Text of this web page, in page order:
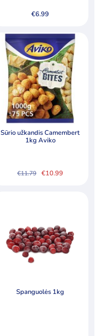
€6.99
Sūrio užkandis Camembert
1kg Aviko
€11.79
Original
€10.99
Current
Spanguolės 1kg